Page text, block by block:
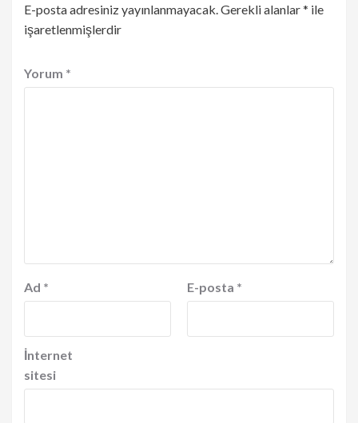
E-posta adresiniz yayınlanmayacak.Gerekli alanlar* ile
işaretlenmişlerdir
Yorum *
Ad * E-posta *
İnternet
sitesi